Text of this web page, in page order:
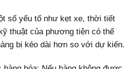
số yếu tố như kẹt xe, thời tiết
thuật của phương tiện có thể
bị kéo dài hơn so với dự kiến.